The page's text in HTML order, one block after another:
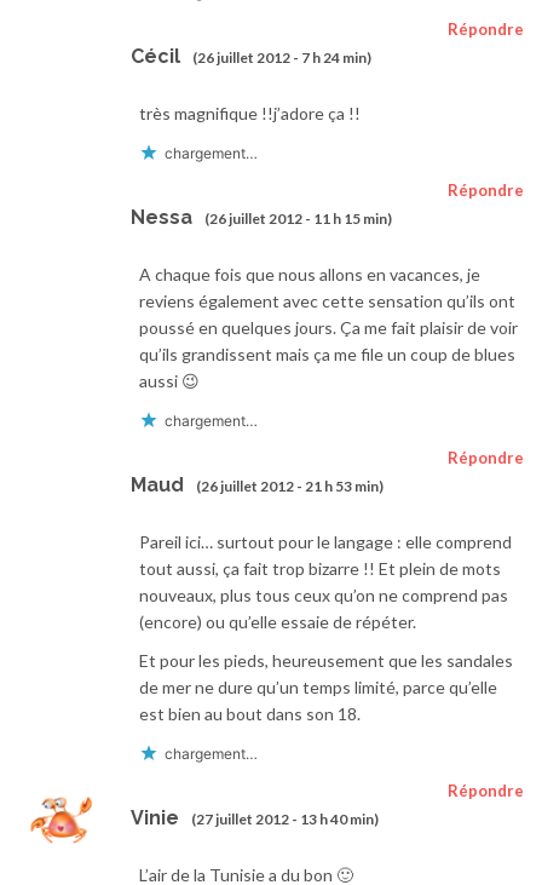
Cécil (26 juillet 2012 - 7 h 24 min)
Répondre
très magnifique !!j’adore ça !!
chargement…
Nessa (26 juillet 2012 - 11 h 15 min)
Répondre
A chaque fois que nous allons en vacances, je
reviens également avec cette sensation qu’ils ont
poussé en quelques jours. Ça me fait plaisir de voir
qu’ils grandissent mais ça me file un coup de blues
aussi 😉
chargement…
Maud (26 juillet 2012 - 21 h 53 min)
Répondre
Pareil ici… surtout pour le langage : elle comprend
tout aussi, ça fait trop bizarre !! Et plein de mots
nouveaux, plus tous ceux qu’on ne comprend pas
(encore) ou qu’elle essaie de répéter.
Et pour les pieds, heureusement que les sandales
de mer ne dure qu’un temps limité, parce qu’elle
est bien au bout dans son 18.
chargement…
Vinie (27 juillet 2012 - 13 h 40 min)
Répondre
L’air de la Tunisie a du bon 🙂